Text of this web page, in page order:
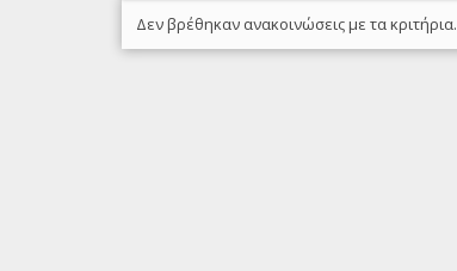
Δεν βρέθηκαν ανακοινώσεις με τα κριτήρια.